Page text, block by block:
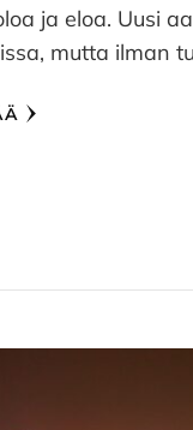
ja eloa. Uusi
mutta ilman